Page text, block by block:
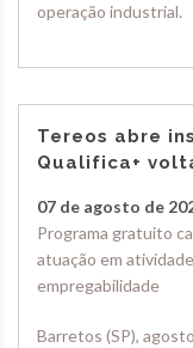
operação industrial.
Tereos abre
Qualifica+
07 de agosto de
Programa gratuito
atuação em
empregabilidade
Barretos (SP),